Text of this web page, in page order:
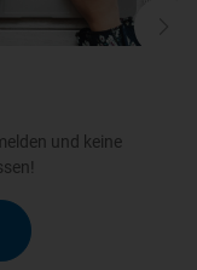
und keine